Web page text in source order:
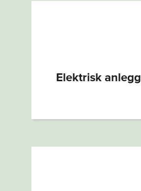
Elektrisk anlegg